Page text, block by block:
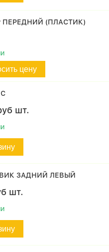
ПЕРЕДНИЙ (ПЛАСТИК)
цену
шт.
ЗАДНИЙ ЛЕВЫЙ
шт.